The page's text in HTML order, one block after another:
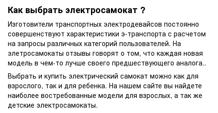
Как выбрать электросамокат ?
Изготовители транспортных электродевайсов постоянно
совершенствуют характеристики э-транспорта с расчетом
на запросы различных категорий пользователей. На
элетросамокаты отзывы говорят о том, что каждая новая
модель в чем-то лучше своего предшествующего аналога..
Выбрать и купить электрический самокат можно как для
взрослого, так и для ребенка. На нашем сайте вы найдете
наиболее востребованные модели для взрослых, а так же
детские электросамокаты.